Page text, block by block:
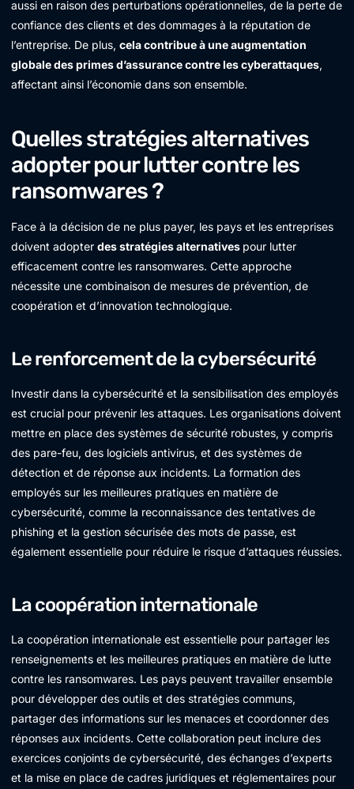
aussi en raison des perturbations opérationnelles, de la perte de
confiance des clients et des dommages à la réputation de
l’entreprise. De plus, cela contribue à une augmentation
globale des primes d’assurance contre les cyberattaques,
affectant ainsi l’économie dans son ensemble.
Quelles stratégies alternatives
adopter pour lutter contre les
ransomwares ?
Face à la décision de ne plus payer, les pays et les entreprises
doivent adopter des stratégies alternatives pour lutter
efficacement contre les ransomwares. Cette approche
nécessite une combinaison de mesures de prévention, de
coopération et d’innovation technologique.
Le renforcement de la cybersécurité
Investir dans la cybersécurité et la sensibilisation des employés
est crucial pour prévenir les attaques. Les organisations doivent
mettre en place des systèmes de sécurité robustes, y compris
des pare-feu, des logiciels antivirus, et des systèmes de
détection et de réponse aux incidents. La formation des
employés sur les meilleures pratiques en matière de
cybersécurité, comme la reconnaissance des tentatives de
phishing et la gestion sécurisée des mots de passe, est
également essentielle pour réduire le risque d’attaques réussies.
La coopération internationale
La coopération internationale est essentielle pour partager les
renseignements et les meilleures pratiques en matière de lutte
contre les ransomwares. Les pays peuvent travailler ensemble
pour développer des outils et des stratégies communs,
partager des informations sur les menaces et coordonner des
réponses aux incidents. Cette collaboration peut inclure des
exercices conjoints de cybersécurité, des échanges d’experts
et la mise en place de cadres juridiques et réglementaires pour